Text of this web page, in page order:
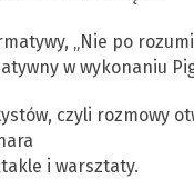
„Nie po
w wykonaniu
czyli rozmowy
i warsztaty.